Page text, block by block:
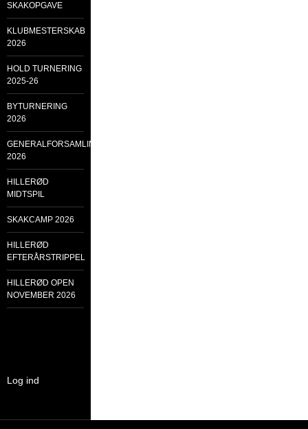
SKAKOPGAVE
KLUBMESTERSKAB
2026
HOLD TURNERING
2025-26
BYTURNERING
2026
GENERALFORSAMLING
2026
HILLERØD
MIDTSPIL
SKAKCAMP 2026
HILLERØD
EFTERÅRSTRIPPEL
HILLERØD OPEN
NOVEMBER 2026
Log ind